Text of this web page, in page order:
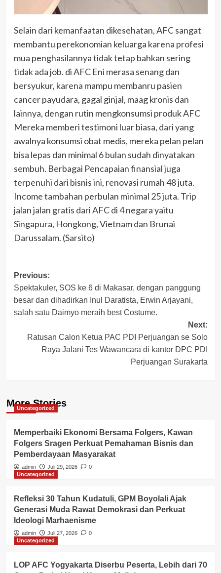
Selain dari kemanfaatan dikesehatan, AFC sangat
membantu perekonomian keluarga karena profesi
mua penghasilannya tidak tetap bahkan sering
tidak ada job. di AFC Eni merasa senang dan
bersyukur, karena mampu membanru pasien
cancer payudara, gagal ginjal, maag kronis dan
lainnya, dengan rutin mengkonsumsi produk AFC
Mereka memberi testimoni luar biasa, dari yang
awalnya konsumsi obat medis, mereka pelan pelan
bisa lepas dan minimal 6 bulan sudah dinyatakan
sembuh. Berbagai Pencapaian finansial juga
terpenuhi dari bisnis ini, renovasi rumah 48 juta.
Income tambahan perbulan minimal 25 juta. Trip
jalan jalan gratis dari AFC di 4 negara yaitu
Singapura, Hongkong, Vietnam dan Brunai
Darussalam. (Sarsito)
Post
navigation
Previous:
Spektakuler, SOS ke 6 di Makasar, dengan panggung
besar dan dihadirkan Inul Daratista, Erwin Arjayani,
salah satu Daimyo meraih best Costume.
Next:
Ratusan Calon Ketua PAC PDI Perjuangan se Solo
Raya Jalani Tes Wawancara di kantor DPC PDI
Perjuangan Surakarta
More Stories
Uncategorized
Memperbaiki Ekonomi Bersama Folgers, Kawan
Folgers Sragen Perkuat Pemahaman Bisnis dan
Pemberdayaan Masyarakat
admin Juli 29, 2026
0
Uncategorized
Refleksi 30 Tahun Kudatuli, GPM Boyolali Ajak
Generasi Muda Rawat Demokrasi dan Perkuat
Ideologi Marhaenisme
admin Juli 27, 2026
0
Uncategorized
LOP AFC Yogyakarta Diserbu Peserta, Lebih dari 70